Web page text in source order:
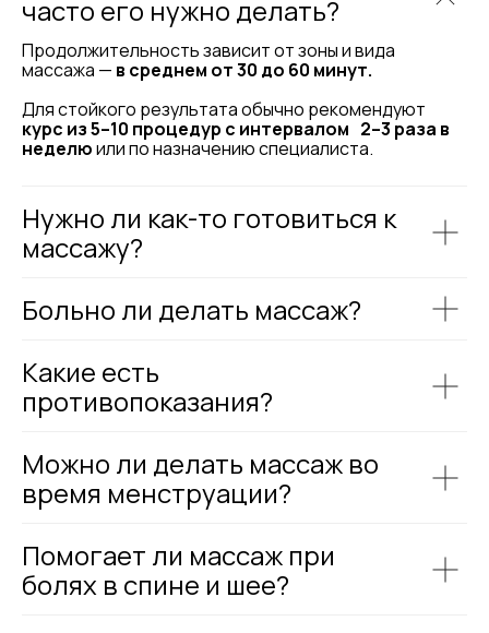
Записаться на пробный сеанс
новых клиентов до конца 2025
года!
часто его нужно делать?
Продолжительность зависит от зоны и вида
массажа — в среднем от 30 до 60 минут.
Для стойкого результата обычно рекомендуют
курс из 5–10 процедур с интервалом 2–3 раза в
неделюили по назначению специалиста.
Нужно ли как-то готовиться к
массажу?
Больно ли делать массаж?
Какие есть
противопоказания?
Можно ли делать массаж во
время менструации?
Помогает ли массаж при
болях в спине и шее?